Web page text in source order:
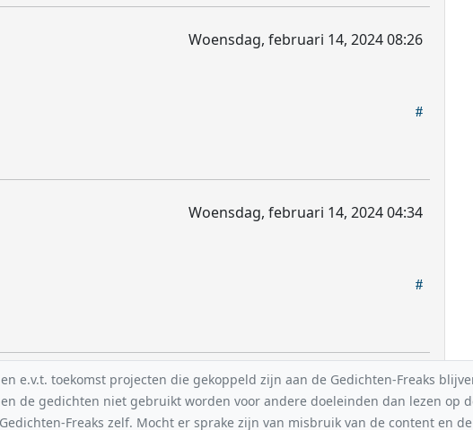
Woensdag, februari 14, 2024 08:26
Woensdag, februari 14, 2024 04:34
e.v.t. toekomst projecten die gekoppeld zijn aan de Gedichten-Freaks
de gedichten niet gebruikt worden voor andere doeleinden dan lezen op
Freaks zelf. Mocht er sprake zijn van misbruik van de content en